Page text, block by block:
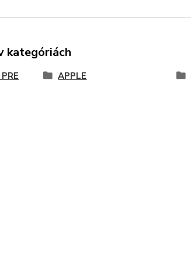
kategóriách
APPLE